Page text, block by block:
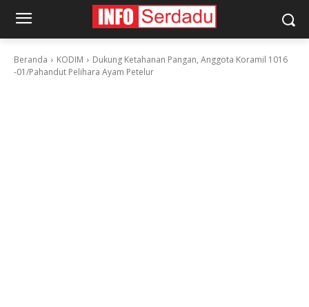
Beranda KODIM
Dukung Ketahanan Pangan, Anggota Koramil 1016
-01/Pahandut Pelihara Ayam Petelur